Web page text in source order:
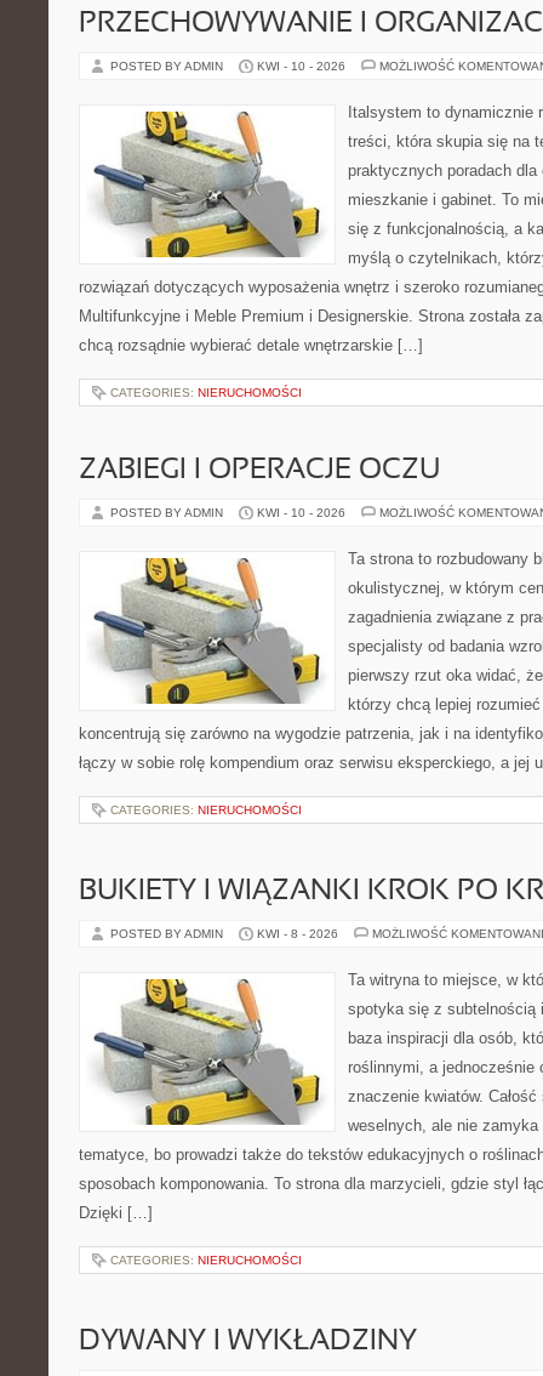
PRZECHOWYWANIE I
POSTED BY ADMIN KWI - 10 - 2026 MOŻLIWOŚĆ
Italsystem to dynamicznie
treści, która skupia się na
praktycznych poradach
mieszkanie i gabinet. To
się z funkcjonalnością, a
myślą o czytelnikach,
rozwiązań dotyczących wyposażenia wnętrz i szeroko
Multifunkcyjne i Meble Premium i Designerskie. Strona została
chcą rozsądnie wybierać detale wnętrzarskie […]
CATEGORIES: NIERUCHOMOŚCI
ZABIEGI I OPERACJE OCZU
POSTED BY ADMIN KWI - 10 - 2026 MOŻLIWOŚĆ
Ta strona to rozbudowany
okulistycznej, w którym
zagadnienia związane z
specjalisty od badania
pierwszy rzut oka widać,
którzy chcą lepiej
koncentrują się zarówno na wygodzie patrzenia, jak i na
łączy w sobie rolę kompendium oraz serwisu eksperckiego, a jej
CATEGORIES: NIERUCHOMOŚCI
BUKIETY I WIĄZANKI KROK PO
POSTED BY ADMIN KWI - 8 - 2026 MOŻLIWOŚĆ
Ta witryna to miejsce, w
spotyka się z subtelnością
baza inspiracji dla osób,
roślinnymi, a jednocześnie
znaczenie kwiatów.
weselnych, ale nie zamyka
tematyce, bo prowadzi także do tekstów edukacyjnych o
sposobach komponowania. To strona dla marzycieli, gdzie styl
Dzięki […]
CATEGORIES: NIERUCHOMOŚCI
DYWANY I WYKŁADZINY